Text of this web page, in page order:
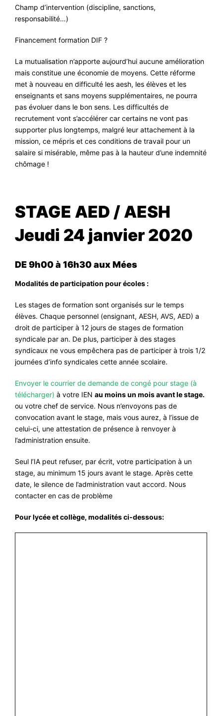
Champ d’intervention (discipline, sanctions,
responsabilité…)
Financement formation DIF ?
La mutualisation n’apporte aujourd’hui aucune amélioration
mais constitue une économie de moyens. Cette réforme
met à nouveau en difficulté les aesh, les élèves et les
enseignants et sans moyens supplémentaires, ne pourra
pas évoluer dans le bon sens. Les difficultés de
recrutement vont s’accélérer car certains ne vont pas
supporter plus longtemps, malgré leur attachement à la
mission, ce mépris et ces conditions de travail pour un
salaire si misérable, même pas à la hauteur d’une indemnité
chômage !
STAGE AED / AESH
Jeudi 24 janvier 2020
DE 9h00 à 16h30 aux Mées
Modalités de participation pour écoles :
Les stages de formation sont organisés sur le temps
élèves. Chaque personnel (ensignant, AESH, AVS, AED) a
droit de participer à 12 jours de stages de formation
syndicale par an. De plus, participer à des stages
syndicaux ne vous empêchera pas de participer à trois 1/2
journées d’info syndicales cette année scolaire.
Envoyer le courrier de demande de congé pour stage (à
télécharger) à votre IEN au moins un mois avant le stage.
ou votre chef de service. Nous n’envoyons pas de
convocation avant le stage, mais vous aurez, à l’issue de
celui-ci, une attestation de présence à renvoyer à
l’administration ensuite.
Seul l’IA peut refuser, par écrit, votre participation à un
stage, au minimum 15 jours avant le stage. Après cette
date, le silence de l’administration vaut accord. Nous
contacter en cas de problème
Pour lycée et collège, modalités ci-dessous: